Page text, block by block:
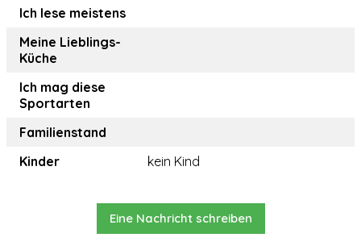
Ich lese meistens
Meine Lieblings-
Küche
Ich mag diese
Sportarten
Familienstand
Kinder
kein Kind
Eine Nachricht schreiben